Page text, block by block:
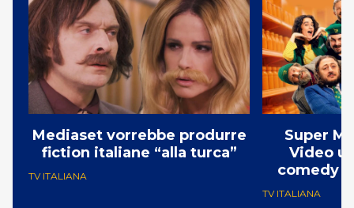
Mediaset vorrebbe produrre
fiction italiane “alla turca”
TV ITALIANA
Super
Video
comedy
TV ITALIANA